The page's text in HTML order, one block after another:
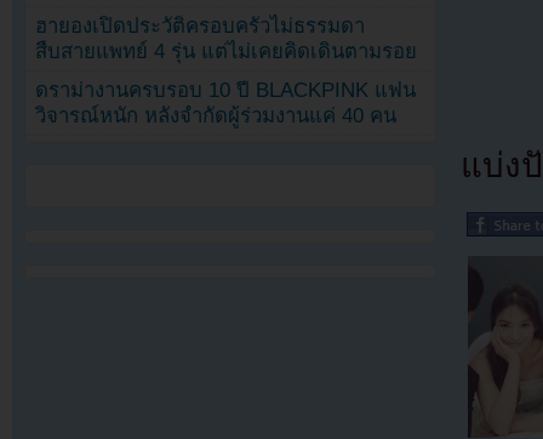
แบ่ง
ฮายองเปิดประวัติครอบครัวไม่ธรรมดา
สืบสายแพทย์ 4 รุ่น แต่ไม่เคยคิดเดินตามรอย
ดราม่างานครบรอบ 10 ปี BLACKPINK แฟน
วิจารณ์หนัก หลังจำกัดผู้ร่วมงานแค่ 40 คน